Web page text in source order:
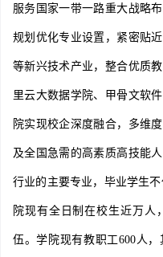
服务国家一带一路重大战略
规划优化专业设置，紧密贴
等新兴技术产业，整合优质
里云大数据学院、甲骨文软
院实现校企深度融合，多维
及全国急需的高素质高技能
行业的主要专业，毕业学生
院现有全日制在校生近万人
伍。学院现有教职工600人